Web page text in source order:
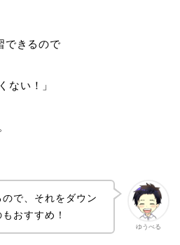
できるので
ない！」
ゆうべる
で、それをダウン
おすすめ！